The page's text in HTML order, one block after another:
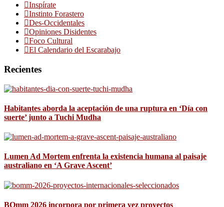
Inspírate
Instinto Forastero
Des-Occidentales
Opiniones Disidentes
Foco Cultural
El Calendario del Escarabajo
Recientes
Habitantes aborda la aceptación de una ruptura en ‘Día con
suerte’ junto a Tuchi Mudha
Lumen Ad Mortem enfrenta la existencia humana al paisaje
australiano en ‘A Grave Ascent’
BOmm 2026 incorpora por primera vez proyectos